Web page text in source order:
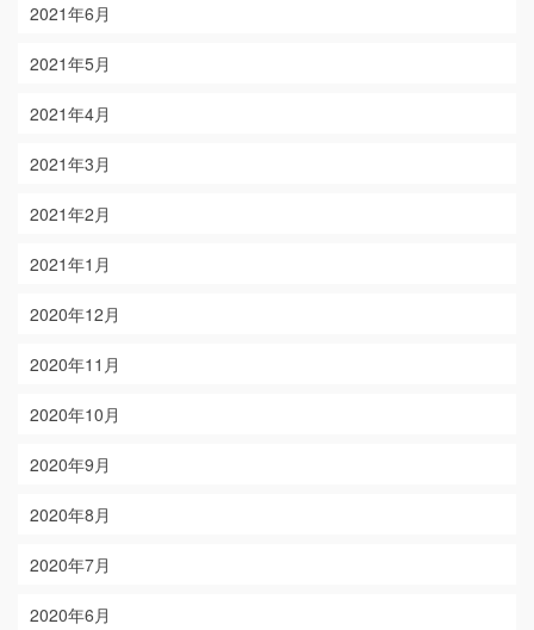
2021年6月
2021年5月
2021年4月
2021年3月
2021年2月
2021年1月
2020年12月
2020年11月
2020年10月
2020年9月
2020年8月
2020年7月
2020年6月